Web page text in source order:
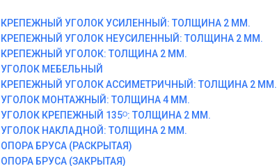
КРЕПЕЖНЫЙ УГОЛОК УСИЛЕННЫЙ: ТОЛЩИНА 2 ММ.
КРЕПЕЖНЫЙ УГОЛОК НЕУСИЛЕННЫЙ: ТОЛЩИНА 2 ММ.
КРЕПЕЖНЫЙ УГОЛОК: ТОЛЩИНА 2 ММ.
УГОЛОК МЕБЕЛЬНЫЙ
КРЕПЕЖНЫЙ УГОЛОК АССИМЕТРИЧНЫЙ: ТОЛЩИНА 2 ММ.
УГОЛОК МОНТАЖНЫЙ: ТОЛЩИНА 4 ММ.
УГОЛОК КРЕПЕЖНЫЙ 135ᴼ: ТОЛЩИНА 2 ММ.
УГОЛОК НАКЛАДНОЙ: ТОЛЩИНА 2 ММ.
ОПОРА БРУСА (РАСКРЫТАЯ)
ОПОРА БРУСА (ЗАКРЫТАЯ)